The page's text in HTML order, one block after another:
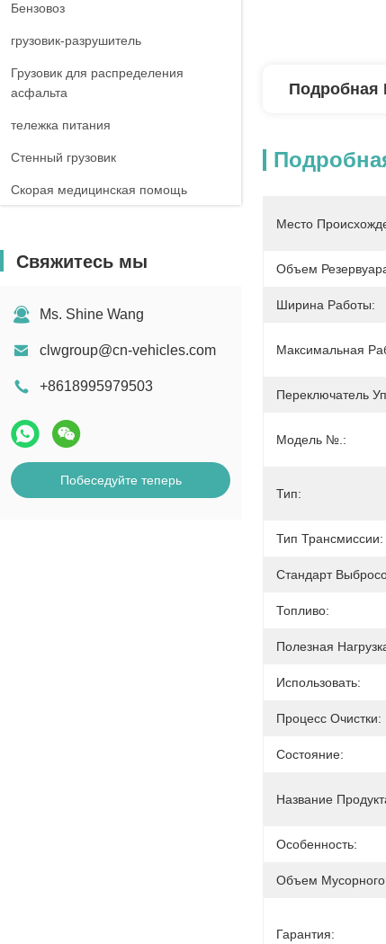
Бензовоз
грузовик-разрушитель
Грузовик для распределения
асфальта
тележка питания
Стенный грузовик
Скорая медицинская помощь
Свяжитесь мы
Ms. Shine Wang
clwgroup@cn-vehicles.com
+8618995979503
Побеседуйте теперь
Место
Объем
Ширина Работы:
Максимальная
Переключатель
Модель №.:
Тип:
Тип Трансмиссии:
Стандарт
Топливо:
Полезная
Использовать:
Процесс Очистки:
Состояние:
Название
Особенность:
Объем Мусорного
Гарантия: